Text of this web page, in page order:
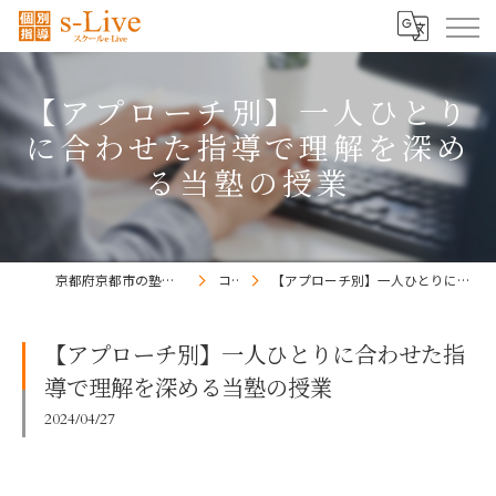
【アプローチ別】一人ひとり
に合わせた指導で理解を深め
る当塾の授業
京都府京都市の塾ならs-Liveきょうと梅小路校 コラム 【アプローチ別】一人ひとりに合わせた指導で理解を深める当塾の授業
【アプローチ別】一人ひとりに合わせた指
導で理解を深める当塾の授業
2024/04/27